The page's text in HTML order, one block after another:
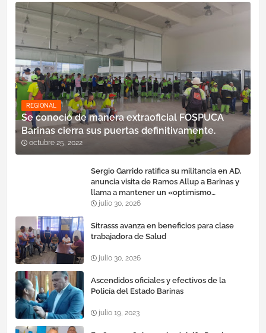
REGIONAL
Se conoció de manera extraoficial FOSPUCA
Barinas cierra sus puertas definitivamente.
octubre 25, 2022
Sergio Garrido ratifica su militancia en AD,
anuncia visita de Ramos Allup a Barinas y
llama a mantener un «optimismo
cauteloso»
julio 30, 2026
Sitrasss avanza en beneficios para clase
trabajadora de Salud
julio 30, 2026
Ascendidos oficiales y efectivos de la
Policía del Estado Barinas
julio 19, 2023